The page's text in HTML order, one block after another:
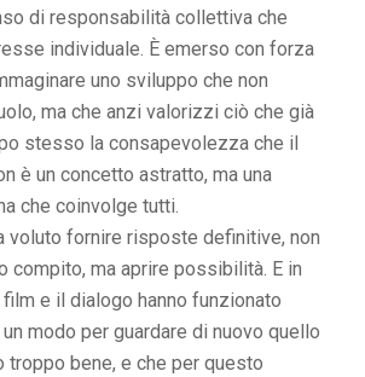
di responsabilità collettiva che
individuale. È emerso con forza
uno sviluppo che non
ma che anzi valorizzi ciò che già
stesso la consapevolezza che il
è un concetto astratto, ma una
che coinvolge tutti.
voluto fornire risposte definitive, non
compito, ma aprire possibilità. E in
e il dialogo hanno funzionato
modo per guardare di nuovo quello
troppo bene, e che per questo